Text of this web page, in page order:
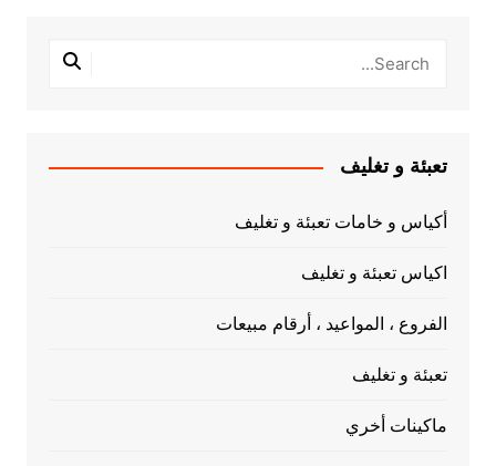
تعبئة و تغليف
أكياس و خامات تعبئة و تغليف
اكياس تعبئة و تغليف
الفروع ، المواعيد ، أرقام مبيعات
تعبئة و تغليف
ماكينات أخري